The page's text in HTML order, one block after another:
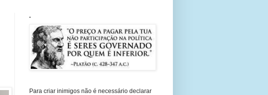
.
Para criar inimigos não é necessário declarar